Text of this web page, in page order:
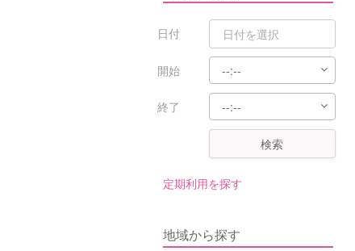
日付
開始
終了
検索
定期利用を探す
地域から探す